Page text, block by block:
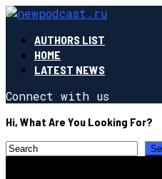
AUTHORS LIST
HOME
LATEST NEWS
Connect with us
Hi, What Are You Looking For?